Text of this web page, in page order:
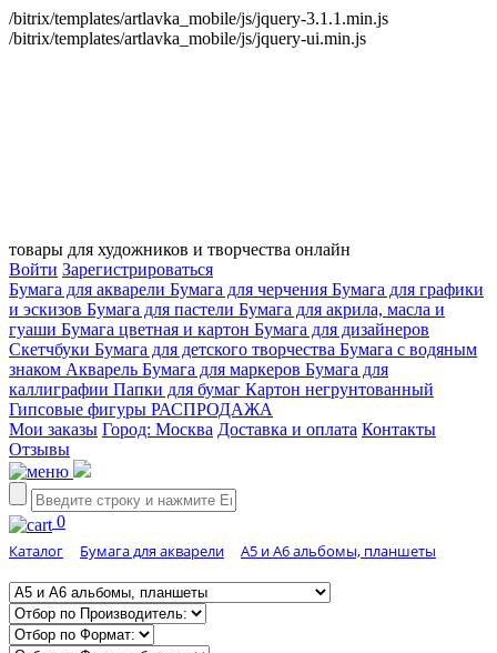
/bitrix/templates/artlavka_mobile/js/jquery-3.1.1.min.js
/bitrix/templates/artlavka_mobile/js/jquery-ui.min.js
товары для художников и творчества онлайн
Войти Зарегистрироваться
Бумага для акварели Бумага для черчения Бумага для графики
и эскизов Бумага для пастели Бумага для акрила, масла и
гуаши Бумага цветная и картон Бумага для дизайнеров
Скетчбуки Бумага для детского творчества Бумага с водяным
знаком Акварель Бумага для маркеров Бумага для
каллиграфии Папки для бумаг Картон негрунтованный
Гипсовые фигуры РАСПРОДАЖА
Мои заказы Город: Москва Доставка и оплата Контакты
Отзывы
0
Каталог Бумага для акварели А5 и А6 альбомы, планшеты